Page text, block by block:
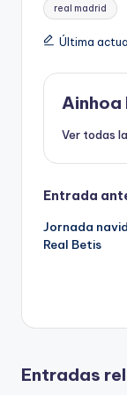
real madrid
Última
Ainhoa
Ver todas
Entrada
Jornada
Real Betis
Entradas